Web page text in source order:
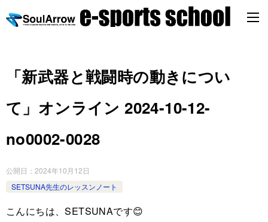
「新武器と戦闘時の動きについ
て」オンライン 2024-10-12-
no0002-0028
公開日： 2024年10月12日
SETSUNA先生のレッスンノート
こんにちは、SETSUNAです😊